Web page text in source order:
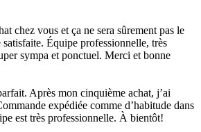
chez vous et ça ne sera sûrement pas le
Équipe professionnelle, très
sympa et ponctuel. Merci et bonne
Après mon cinquième achat, j’ai
expédiée comme d’habitude dans
est très professionnelle. À bientôt!